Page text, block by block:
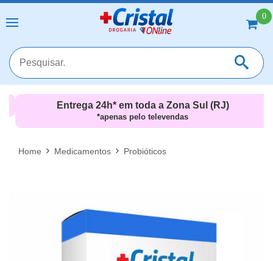
0
MAIS RESULTADOS FECHAR [X]
Entrega 24h* em toda a Zona Sul (RJ)
*apenas pelo televendas
Home Medicamentos Probióticos